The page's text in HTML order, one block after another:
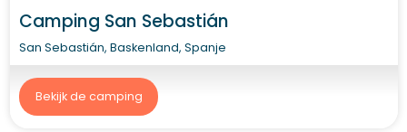
Camping San Sebastián
San Sebastián, Baskenland, Spanje
Bekijk de camping